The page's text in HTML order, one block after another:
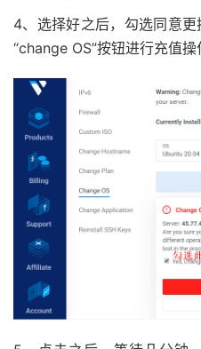
4、选择好之后，勾选同意
“change OS”按钮进行充值操